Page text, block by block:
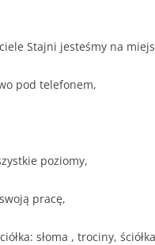
Stajni jesteśmy na
pod telefonem,
poziomy,
pracę,
słoma , trociny,